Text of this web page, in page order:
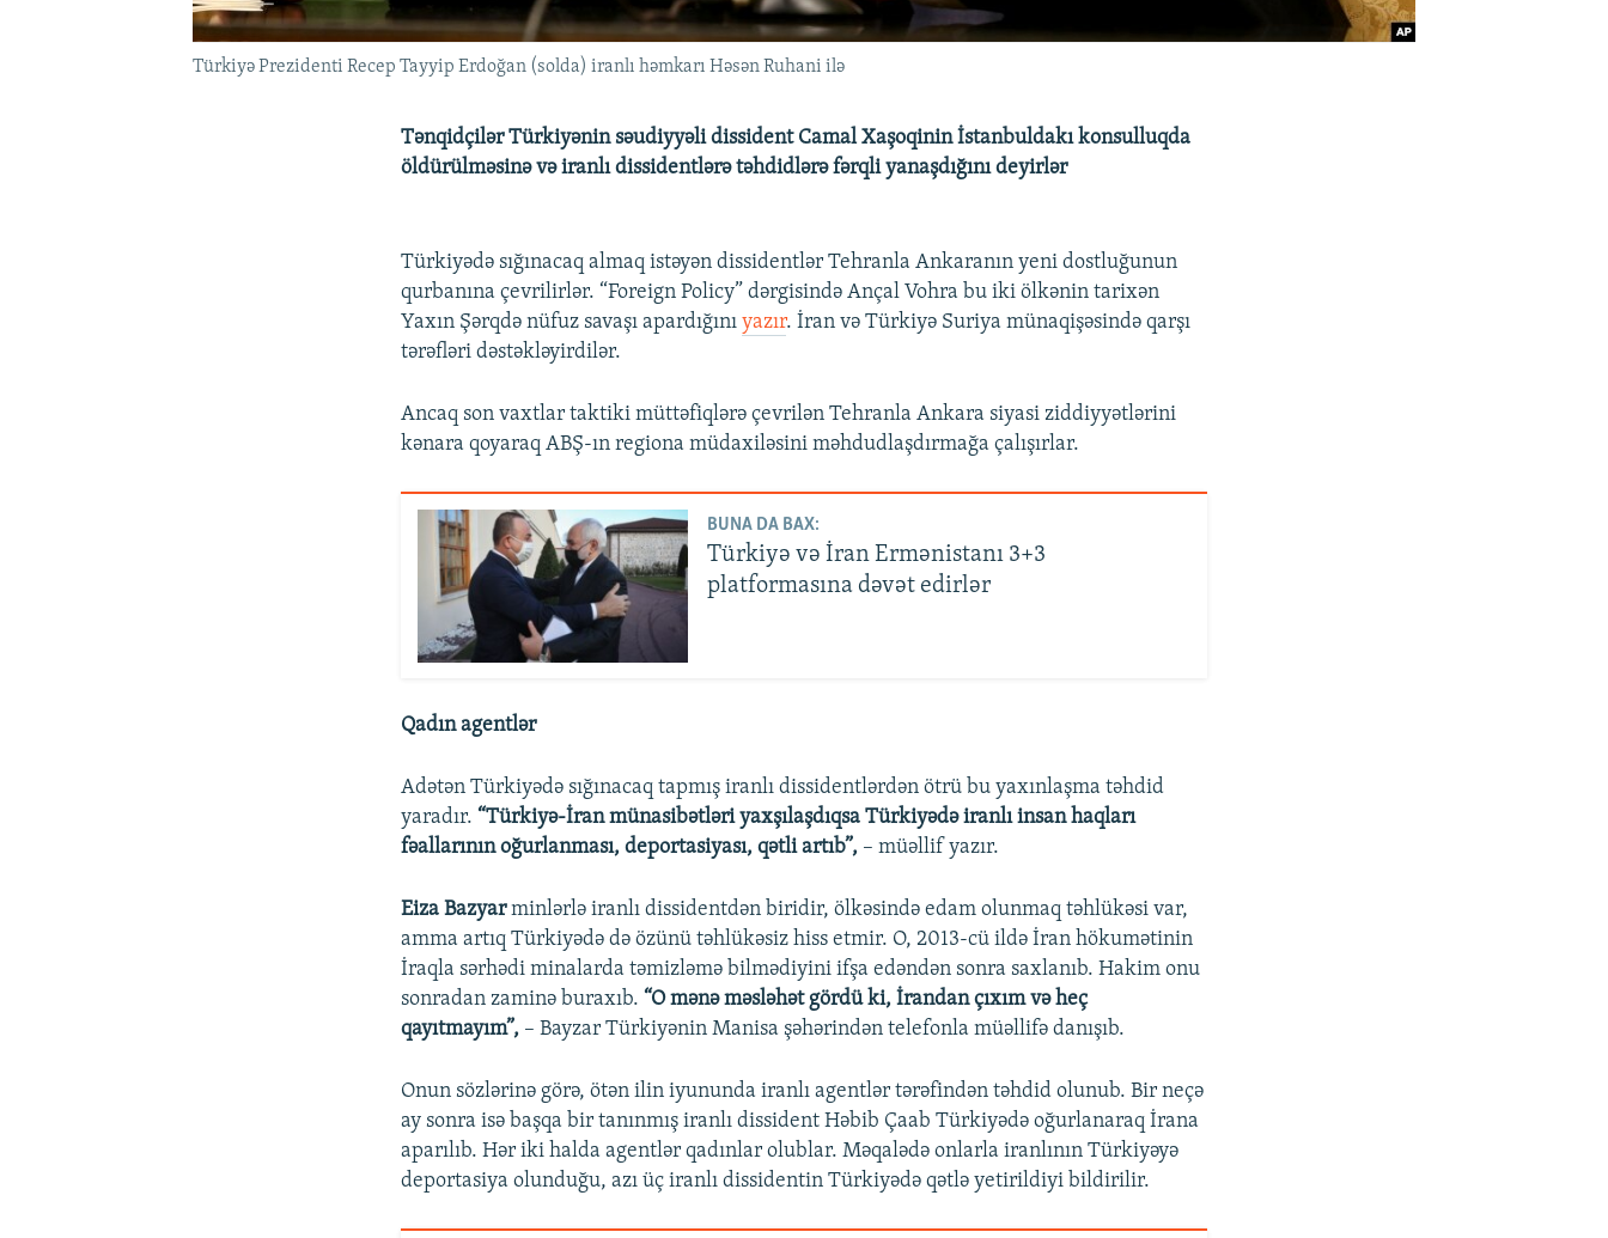
Türkiyə Prezidenti Recep Tayyip Erdoğan (solda) iranlı həmkarı Həsən Ruhani ilə
Tənqidçilər Türkiyənin səudiyyəli dissident Camal Xaşoqinin İstanbuldakı konsulluqda
öldürülməsinə və iranlı dissidentlərə təhdidlərə fərqli yanaşdığını deyirlər
Türkiyədə sığınacaq almaq istəyən dissidentlər Tehranla Ankaranın yeni dostluğunun
qurbanına çevrilirlər. “Foreign Policy” dərgisində Ançal Vohra bu iki ölkənin tarixən
Yaxın Şərqdə nüfuz savaşı apardığınıyazır. İran və Türkiyə Suriya münaqişəsində qarşı
tərəfləri dəstəkləyirdilər.
Ancaq son vaxtlar taktiki müttəfiqlərə çevrilən Tehranla Ankara siyasi ziddiyyətlərini
kənara qoyaraq ABŞ-ın regiona müdaxiləsini məhdudlaşdırmağa çalışırlar.
BUNA DA BAX:
Türkiyə və İran Ermənistanı 3+3
platformasına dəvət edirlər
Qadın agentlər
Adətən Türkiyədə sığınacaq tapmış iranlı dissidentlərdən ötrü bu yaxınlaşma təhdid
yaradır.“Türkiyə-İran münasibətləri yaxşılaşdıqsa Türkiyədə iranlı insan haqları
fəallarının oğurlanması, deportasiyası, qətli artıb”, – müəllif yazır.
Eiza Bazyarminlərlə iranlı dissidentdən biridir, ölkəsində edam olunmaq təhlükəsi var,
amma artıq Türkiyədə də özünü təhlükəsiz hiss etmir. O, 2013-cü ildə İran hökumətinin
İraqla sərhədi minalarda təmizləmə bilmədiyini ifşa edəndən sonra saxlanıb. Hakim onu
sonradan zaminə buraxıb.“O mənə məsləhət gördü ki, İrandan çıxım və heç
qayıtmayım”, – Bayzar Türkiyənin Manisa şəhərindən telefonla müəllifə danışıb.
Onun sözlərinə görə, ötən ilin iyununda iranlı agentlər tərəfindən təhdid olunub. Bir neçə
ay sonra isə başqa bir tanınmış iranlı dissident Həbib Çaab Türkiyədə oğurlanaraq İrana
aparılıb. Hər iki halda agentlər qadınlar olublar. Məqalədə onlarla iranlının Türkiyəyə
deportasiya olunduğu, azı üç iranlı dissidentin Türkiyədə qətlə yetirildiyi bildirilir.